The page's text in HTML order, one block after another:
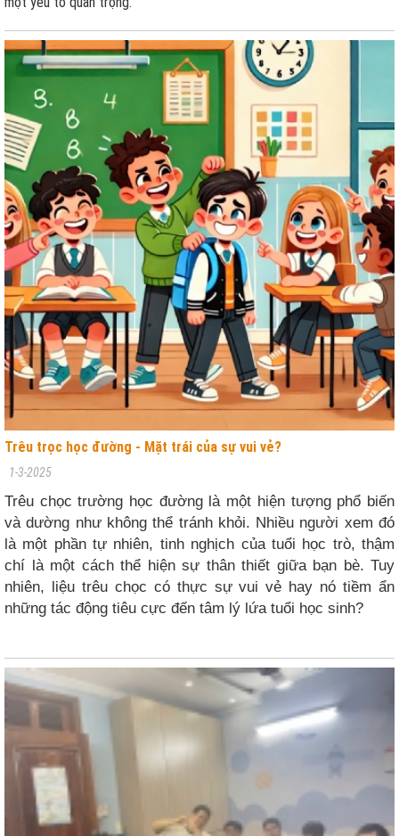
Trêu trọc học đường - Mặt trái của sự vui vẻ?
1-3-2025
Trêu chọc trường học đường là một hiện tượng phổ biến
và dường như không thể tránh khỏi. Nhiều người xem đó
là một phần tự nhiên, tinh nghịch của tuổi học trò, thậm
chí là một cách thể hiện sự thân thiết giữa bạn bè. Tuy
nhiên, liệu trêu chọc có thực sựvui vẻ hay nó tiềm ẩn
những tác động tiêu cực đến tâm lý lứa tuổi học sinh?